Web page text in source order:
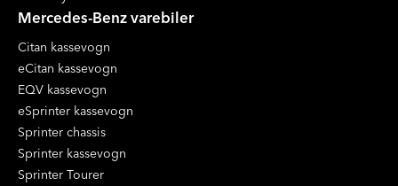
Mercedes-Benz varebiler
Citan kassevogn
eCitan kassevogn
EQV kassevogn
eSprinter kassevogn
Sprinter chassis
Sprinter kassevogn
Sprinter Tourer